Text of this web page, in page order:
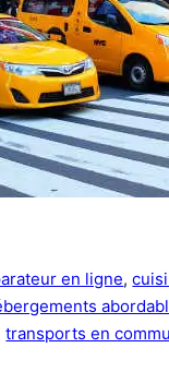
en ligne,
transports en